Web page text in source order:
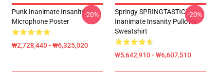
Punk Inanimate Insanity
Microphone Poster
₩2,728,440 - ₩6,325,020
-20%
Springy SPRINGTASTIC!
Inanimate Insanity Pullover
Sweatshirt
₩5,642,910 - ₩6,607,510
-20%